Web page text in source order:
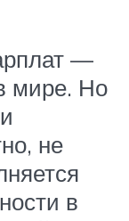
—
мире. Но
не
в